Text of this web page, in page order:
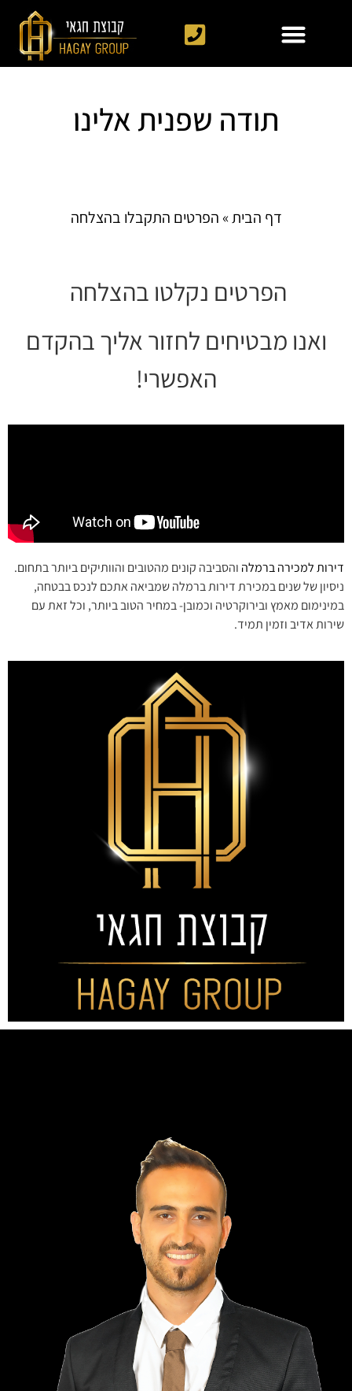
תודה שפנית אלינו
דף הבית» הפרטים התקבלו בהצלחה
הפרטים נקלטו בהצלחה
ואנו מבטיחים לחזור אליך בהקדם
האפשרי!
דירות למכירה ברמלה והסביבה קונים מהטובים והוותיקים ביותר בתחום.
ניסיון של שנים במכירת דירות ברמלה שמביאה אתכם לנכס בבטחה,
במינימום מאמץ ובירוקרטיה וכמובן- במחיר הטוב ביותר, וכל זאת עם
שירות אדיב וזמין תמיד.